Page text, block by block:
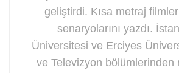
geliştirdi. Kısa metraj
senaryolarını yazdı.
Üniversitesi ve Erciyes
ve Televizyon bölümlerinden